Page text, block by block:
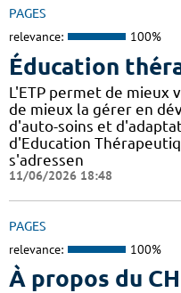
PAGES
relevance: 100%
Éducation
L'ETP permet de mieux
de mieux la gérer en
d'auto-soins et
d'Education
s'adressen
11/06/2026 18:48
PAGES
relevance: 100%
À propos du